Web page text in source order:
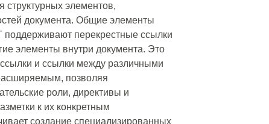
структурных элементов,
документа. Общие элементы
поддерживают перекрестные ссылки
элементы внутри документа. Это
и ссылки между различными
позволяя
роли, директивы и
к их конкретным
создание специализированных